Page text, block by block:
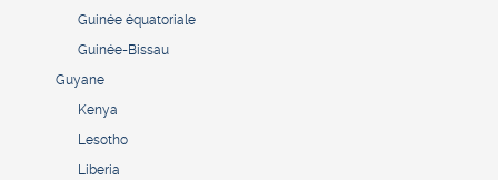
Guinée équatoriale
Guinée-Bissau
Guyane
Kenya
Lesotho
Liberia